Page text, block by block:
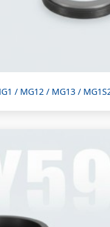
/ MG12 / MG13 /